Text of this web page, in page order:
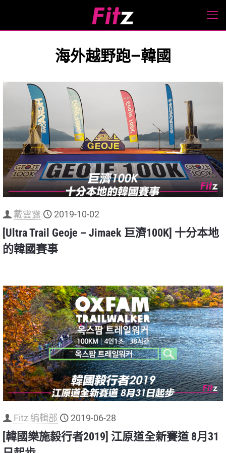
海外越野跑—韓國
戴雲露 2019-10-02
[Ultra Trail Geoje – Jimaek 巨濟100K] 十分本地
的韓國賽事
Fitz 編輯部 2019-06-28
[韓國樂施毅行者2019] 江原道全新賽道 8月31